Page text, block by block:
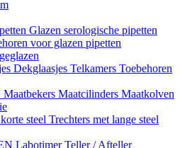
Glazen serologische pipetten
voor glazen pipetten
Dekglaasjes Telkamers Toebehoren
Maatbekers Maatcilinders Maatkolven
steel Trechters met lange steel
LabotimerTeller / Afteller